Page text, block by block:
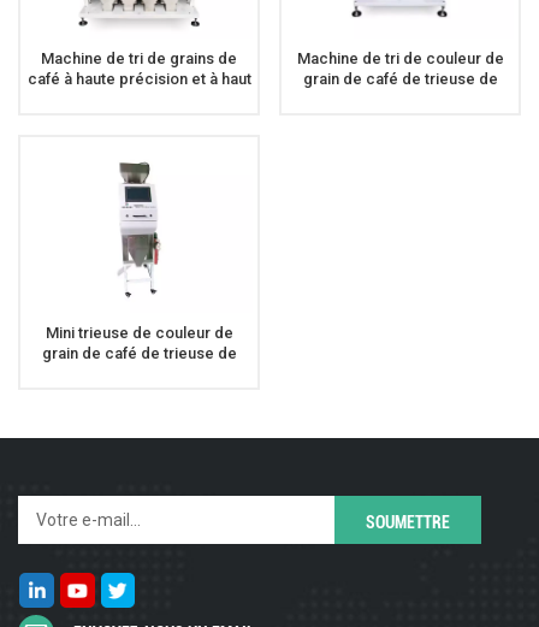
Machine de tri de grains de
café à haute précision et à haut
Machine de tri de couleur de
grain de café de trieuse de
Mini trieuse de couleur de
grain de café de trieuse de